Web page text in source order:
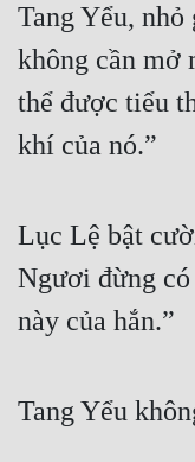
Tang Yểu,
không cần mở
thể được tiểu
khí của nó.”
Lục Lệ bật
Ngươi đừng
này của hắn.”
Tang Yểu